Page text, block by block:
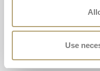
Use
Berço Open Up